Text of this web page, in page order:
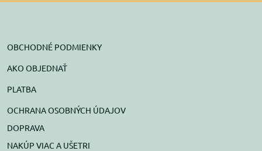
OBCHODNÉ PODMIENKY
AKO OBJEDNAŤ
PLATBA
OCHRANA OSOBNÝCH ÚDAJOV
DOPRAVA
NAKÚP VIAC A UŠETRI